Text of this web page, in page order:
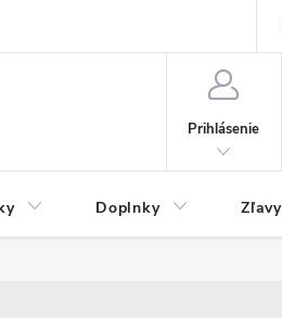
Prihlásenie
Doplnky Zľavy